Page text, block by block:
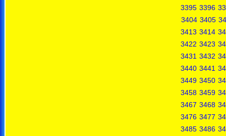
3395 3396
3404 3405
3413 3414
3422 3423
3431 3432
3440 3441
3449 3450
3458 3459
3467 3468
3476 3477
3485 3486